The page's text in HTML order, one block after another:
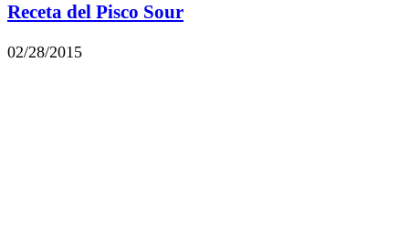
Receta del Pisco Sour
02/28/2015